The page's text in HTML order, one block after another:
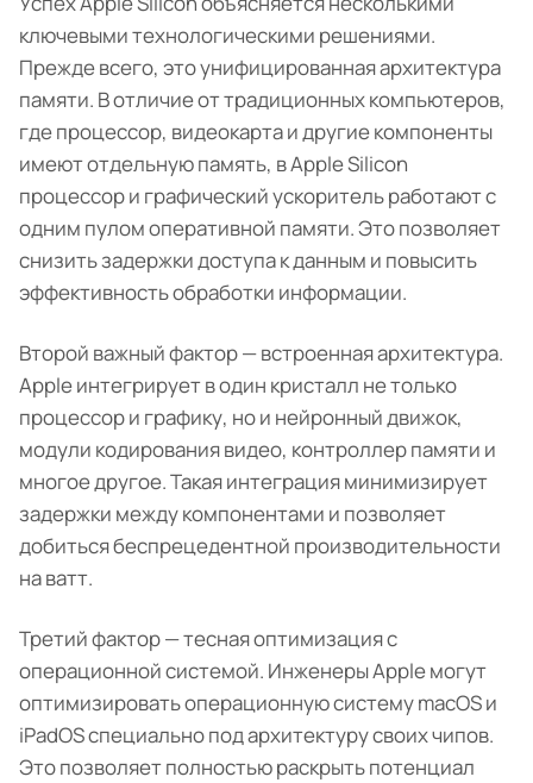
ключевыми технологическими решениями.
Прежде всего, это унифицированная архитектура
памяти. В отличие от традиционных компьютеров,
где процессор, видеокарта и другие компоненты
имеют отдельную память, в Apple Silicon
процессор и графический ускоритель работают с
одним пулом оперативной памяти. Это позволяет
снизить задержки доступа к данным и повысить
эффективность обработки информации.
Второй важный фактор — встроенная архитектура.
Apple интегрирует в один кристалл не только
процессор и графику, но и нейронный движок,
модули кодирования видео, контроллер памяти и
многое другое. Такая интеграция минимизирует
задержки между компонентами и позволяет
добиться беспрецедентной производительности
на ватт.
Третий фактор — тесная оптимизация с
операционной системой. Инженеры Apple могут
оптимизировать операционную систему macOS и
iPadOS специально под архитектуру своих чипов.
Это позволяет полностью раскрыть потенциал